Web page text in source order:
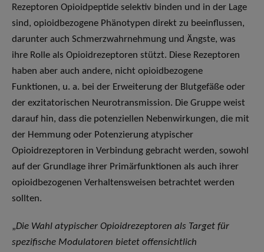
Rezeptoren Opioidpeptide selektiv binden und in der Lage
sind, opioidbezogene Phänotypen direkt zu beeinflussen,
darunter auch Schmerzwahrnehmung und Ängste, was
ihre Rolle als Opioidrezeptoren stützt. Diese Rezeptoren
haben aber auch andere, nicht opioidbezogene
Funktionen, u. a. bei der Erweiterung der Blutgefäße oder
der exzitatorischen Neurotransmission. Die Gruppe weist
darauf hin, dass die potenziellen Nebenwirkungen, die mit
der Hemmung oder Potenzierung atypischer
Opioidrezeptoren in Verbindung gebracht werden, sowohl
auf der Grundlage ihrer Primärfunktionen als auch ihrer
opioidbezogenen Verhaltensweisen betrachtet werden
sollten.
„Die Wahl atypischer Opioidrezeptoren als Target für
spezifische Modulatoren bietet offensichtlich